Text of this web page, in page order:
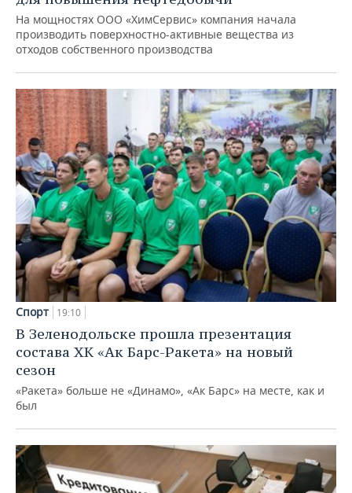
На мощностях ООО «ХимСервис» компания начала
производить поверхностно-активные вещества из
отходов собственного производства
Спорт 19:10
В Зеленодольске прошла презентация
состава ХК «Ак Барс-Ракета» на новый
сезон
«Ракета» больше не «Динамо», «Ак Барс» на месте, как и
был